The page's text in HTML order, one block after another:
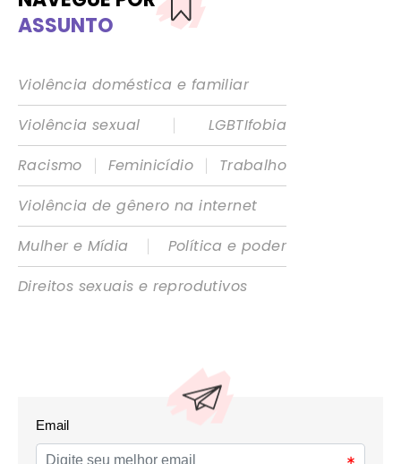
ASSUNTO
Violência doméstica e familiar
Violência sexual
|
LGBTIfobia
Racismo
| Feminicídio |
Trabalho
Violência de gênero na internet
Mulher e Mídia
|
Política e poder
Direitos sexuais e reprodutivos